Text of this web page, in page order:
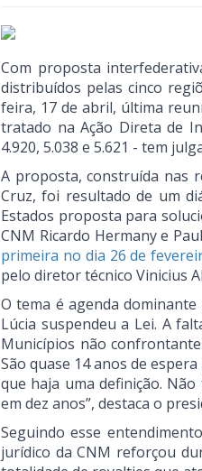
Com proposta
distribuídos pelas cinco
feira, 17 de abril, última
tratado na Ação Direta de
4.920, 5.038 e 5.621 - tem
A proposta, construída nas
Cruz, foi resultado de um
Estados proposta para
CNM Ricardo Hermany e
primeira no dia 26 de
pelo diretor técnico Vinicius
O tema é agenda
Lúcia suspendeu a Lei. A
Municípios não
São quase 14 anos de
que haja uma definição.
em dez anos”, destaca o
Seguindo esse
jurídico da CNM reforçou